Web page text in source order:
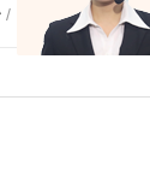
/ PRODUCTS